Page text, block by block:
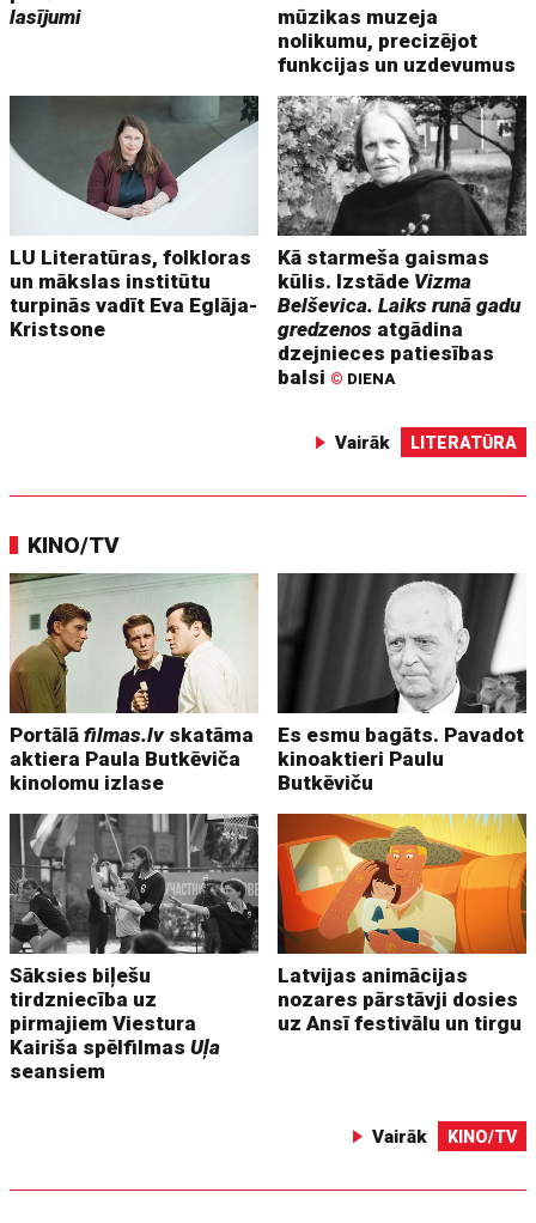
lasījumi
mūzikas muzeja
nolikumu, precizējot
funkcijas un uzdevumus
LU Literatūras, folkloras
un mākslas institūtu
turpinās vadīt Eva Eglāja-
Kristsone
Kā starmeša gaismas
kūlis. Izstāde Vizma
Belševica. Laiks runā gadu
gredzenos atgādina
dzejnieces patiesības
balsi © DIENA
Vairāk LITERATŪRA
KINO/TV
Portālāfilmas.lv skatāma
aktiera Paula Butkēviča
kinolomu izlase
Es esmu bagāts. Pavadot
kinoaktieri Paulu
Butkēviču
Sāksies biļešu
tirdzniecība uz
pirmajiem Viestura
Kairiša spēlfilmasUļa
seansiem
Latvijas animācijas
nozares pārstāvji dosies
uz Ansī festivālu un tirgu
Vairāk KINO/TV